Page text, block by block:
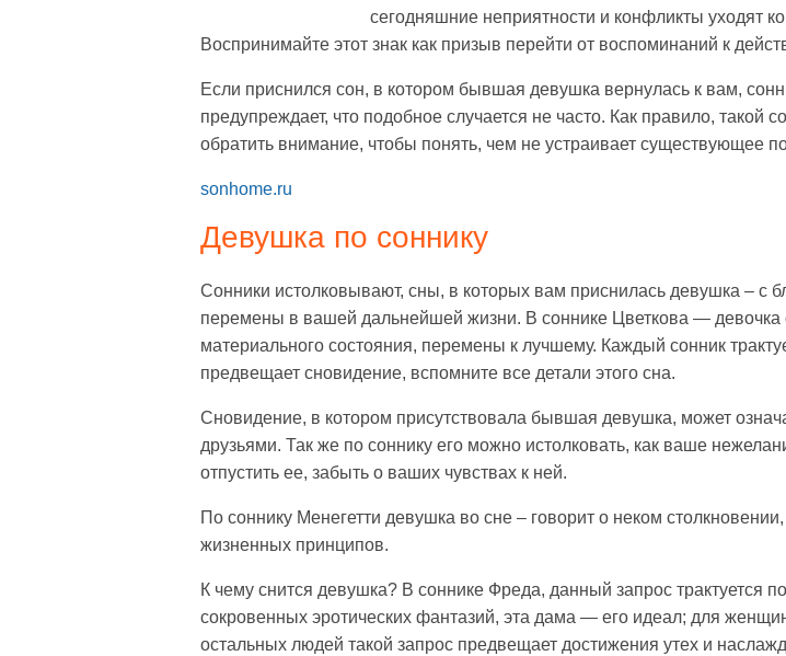
сегодняшние неприятности и конфликты уходят
Воспринимайте этот знак как призыв перейти от воспоминаний к
Если приснился сон, в котором бывшая девушка вернулась к вам,
предупреждает, что подобное случается не часто. Как правило, такой
обратить внимание, чтобы понять, чем не устраивает существующее
sonhome.ru
Девушка по соннику
Сонники истолковывают, сны, в которых вам приснилась девушка – с
перемены в вашей дальнейшей жизни. В соннике Цветкова — девочка
материального состояния, перемены к лучшему. Каждый сонник
предвещает сновидение, вспомните все детали этого сна.
Сновидение, в котором присутствовала бывшая девушка, может
друзьями. Так же по соннику его можно истолковать, как ваше
отпустить ее, забыть о ваших чувствах к ней.
По соннику Менегетти девушка во сне – говорит о неком
жизненных принципов.
К чему снится девушка? В соннике Фреда, данный запрос трактуется
сокровенных эротических фантазий, эта дама — его идеал; для
остальных людей такой запрос предвещает достижения утех и